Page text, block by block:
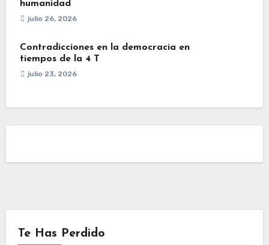
humanidad
julio 26, 2026
Contradicciones en la democracia en
tiempos de la 4 T
julio 23, 2026
Te Has Perdido